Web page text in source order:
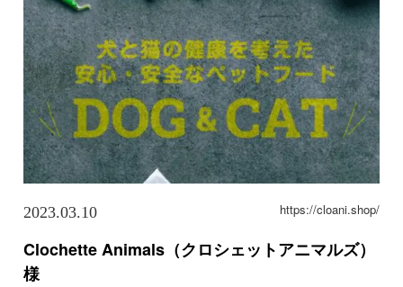
2023.03.10 https://cloani.shop/
Clochette Animals（クロシェットアニマルズ）
様